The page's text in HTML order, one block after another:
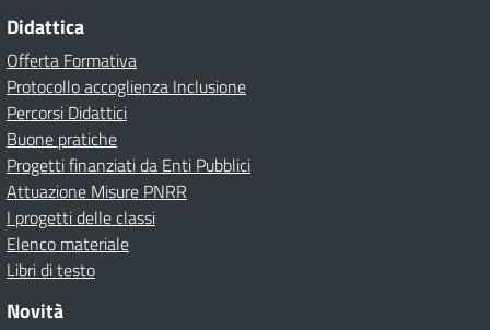
Didattica
Offerta Formativa
Protocollo accoglienza Inclusione
Percorsi Didattici
Buone pratiche
Progetti finanziati da Enti Pubblici
Attuazione Misure PNRR
I progetti delle classi
Elenco materiale
Libri di testo
Novità